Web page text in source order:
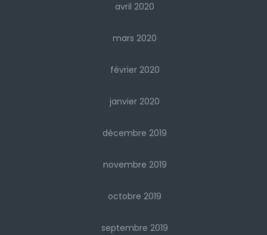
avril 2020
mars 2020
février 2020
janvier 2020
décembre 2019
novembre 2019
octobre 2019
septembre 2019